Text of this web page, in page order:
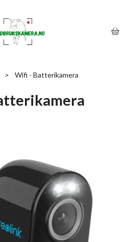
Wifi - Batterikamera